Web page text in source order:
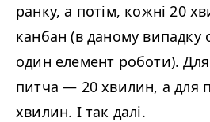
ранку, а потім, кожні 20
канбан (в даному
один елемент роботи).
питча— 20 хвилин, а для
хвилин. І так далі.